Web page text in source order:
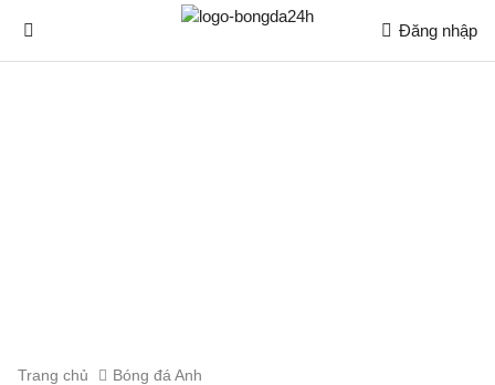
Đăng nhập
Trang chủ Bóng đá Anh